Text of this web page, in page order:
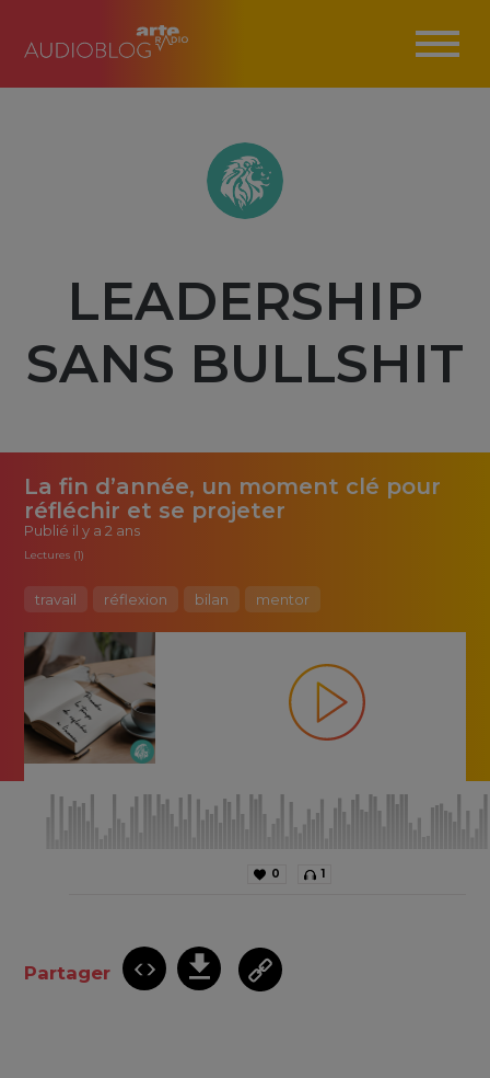
LEADERSHIP
SANS BULLSHIT
La fin d’année, un moment clé pour
réfléchir et se projeter
Publié il y a 2 ans
Lectures (1)
travail réflexion bilan mentor
0 1
Partager